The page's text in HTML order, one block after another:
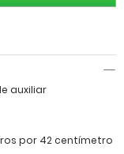
auxiliar
por 42 centímetro